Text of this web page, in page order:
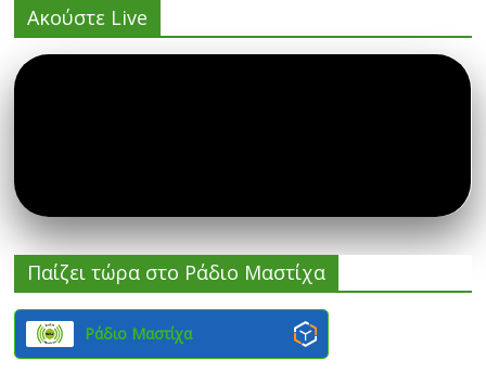
Ακούστε Live
Παίζει τώρα στο Ράδιο Μαστίχα
Ράδιο Μαστίχα